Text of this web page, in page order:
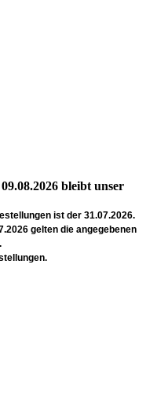
bleibt unser
ist der 31.07.2026.
gelten die angegebenen